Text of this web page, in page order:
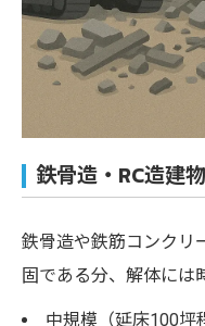
鉄骨造・RC造建
鉄骨造や鉄筋コンクリ
固である分、解体には
中規模（延床100坪